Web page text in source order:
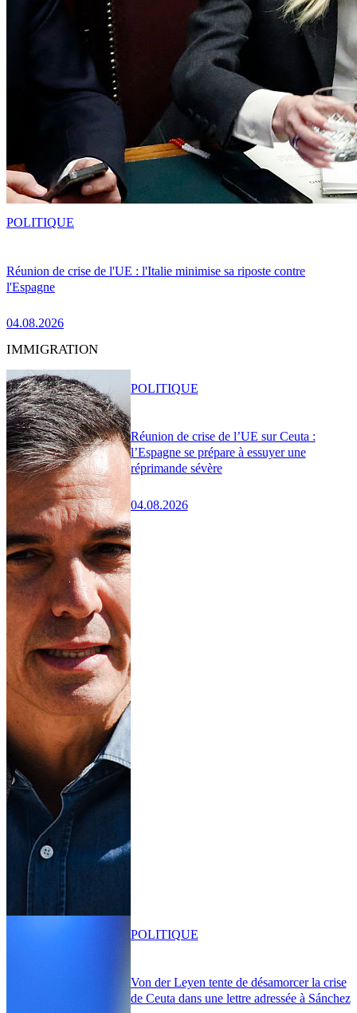
Réunion de crise de l'UE : l'Italie minimise sa riposte contre
l'Espagne
04.08.2026
POLITIQUE
IMMIGRATION
Réunion de crise de l’UE sur Ceuta :
l’Espagne se prépare à essuyer une
réprimande sévère
04.08.2026
POLITIQUE
Von der Leyen tente de désamorcer la crise
de Ceuta dans une lettre adressée à Sánchez
POLITIQUE